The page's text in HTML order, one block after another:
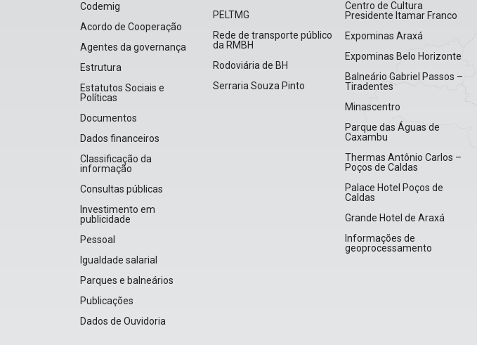
Codemig
Acordo de Cooperação
Agentes da governança
Estrutura
Estatutos Sociais e
Políticas
Documentos
Dados financeiros
Classificação da
informação
Consultas públicas
Investimento em
publicidade
Pessoal
Igualdade salarial
Parques e balneários
Publicações
Dados de Ouvidoria
PELTMG
Rede de transporte público
da RMBH
Rodoviária de BH
Serraria Souza Pinto
Centro de Cultura
Presidente Itamar Franco
Expominas Araxá
Expominas Belo Horizonte
Balneário Gabriel Passos –
Tiradentes
Minascentro
Parque das Águas de
Caxambu
Thermas Antônio Carlos –
Poços de Caldas
Palace Hotel Poços de
Caldas
Grande Hotel de Araxá
Informações de
geoprocessamento